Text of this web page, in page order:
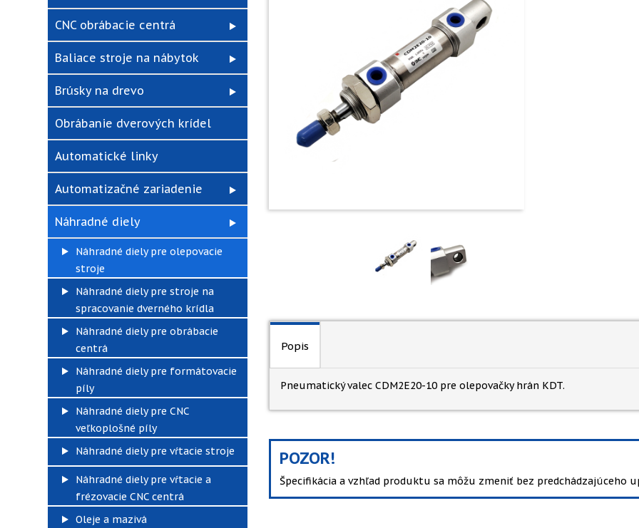
CNC obrábacie centrá
Baliace stroje na nábytok
Brúsky na drevo
Obrábanie dverových krídel
Automatické linky
Automatizačné zariadenie
Náhradné diely
Náhradné diely pre olepovacie
stroje
Náhradné diely pre stroje na
spracovanie dverného krídla
Náhradné diely pre obrábacie
centrá
Náhradné diely pre formátovacie
píly
Náhradné diely pre CNC
veľkoplošné píly
Náhradné diely pre vŕtacie stroje
Náhradné diely pre vŕtacie a
frézovacie CNC centrá
Oleje a mazivá
Popis
Pneumatický valec CDM2E20-10 pre olepovačky hrán KDT.
POZOR!
Špecifikácia a vzhľad produktu sa môžu zmeniť bez predchádzajúceho